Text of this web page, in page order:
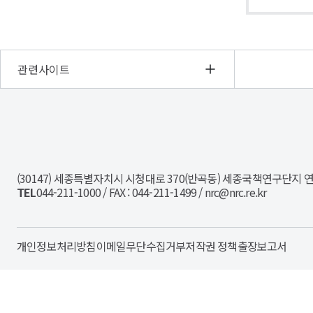
관련사이트
문
사
회
(30147) 세종특별자치시 시청대로 370(반곡동) 세종국책연구단지
TEL044-211-1000 / FAX : 044-211-1499 / nrc@nrc.re.kr
개인정보처리방침이메일무단수집거부저작권 정책출장보고서